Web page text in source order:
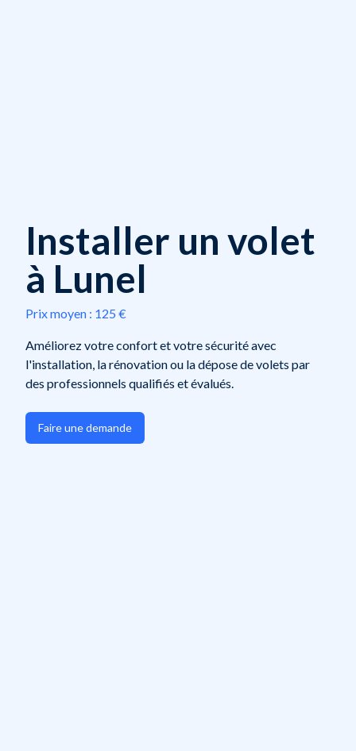
Installer un volet
à Lunel
Prix moyen : 125 €
Améliorez votre confort et votre sécurité avec
l'installation, la rénovation ou la dépose de volets par
des professionnels qualifiés et évalués.
Faire une demande